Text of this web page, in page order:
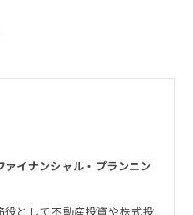
イナンシャル・プランニン
として不動産投資や株式投